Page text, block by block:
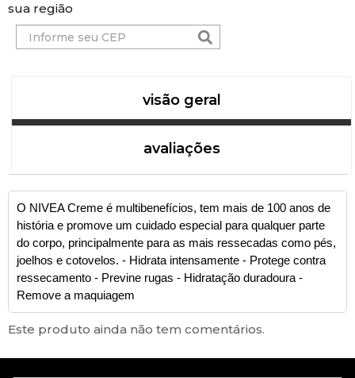
sua região
visão geral
avaliações
O NIVEA Creme é multibenefícios, tem mais de 100 anos de
história e promove um cuidado especial para qualquer parte
do corpo, principalmente para as mais ressecadas como pés,
joelhos e cotovelos. - Hidrata intensamente - Protege contra
ressecamento - Previne rugas - Hidratação duradoura -
Remove a maquiagem
Este produto ainda não tem comentários.